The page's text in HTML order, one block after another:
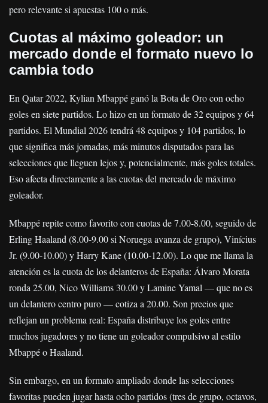
pero relevante si apuestas 100 o más.
Cuotas al máximo goleador: un
mercado donde el formato nuevo lo
cambia todo
En Qatar 2022, Kylian Mbappé ganó la Bota de Oro con ocho
goles en siete partidos. Lo hizo en un formato de 32 equipos y 64
partidos. El Mundial 2026 tendrá 48 equipos y 104 partidos, lo
que significa más jornadas, más minutos disputados para las
selecciones que lleguen lejos y, potencialmente, más goles totales.
Eso afecta directamente a las cuotas del mercado de máximo
goleador.
Mbappé repite como favorito con cuotas de 7.00-8.00, seguido de
Erling Haaland (8.00-9.00 si Noruega avanza de grupo), Vinícius
Jr. (9.00-10.00) y Harry Kane (10.00-12.00). Lo que me llama la
atención es la cuota de los delanteros de España: Álvaro Morata
ronda 25.00, Nico Williams 30.00 y Lamine Yamal — que no es
un delantero centro puro — cotiza a 20.00. Son precios que
reflejan un problema real: España distribuye los goles entre
muchos jugadores y no tiene un goleador compulsivo al estilo
Mbappé o Haaland.
Sin embargo, en un formato ampliado donde las selecciones
favoritas pueden jugar hasta ocho partidos (tres de grupo, octavos,